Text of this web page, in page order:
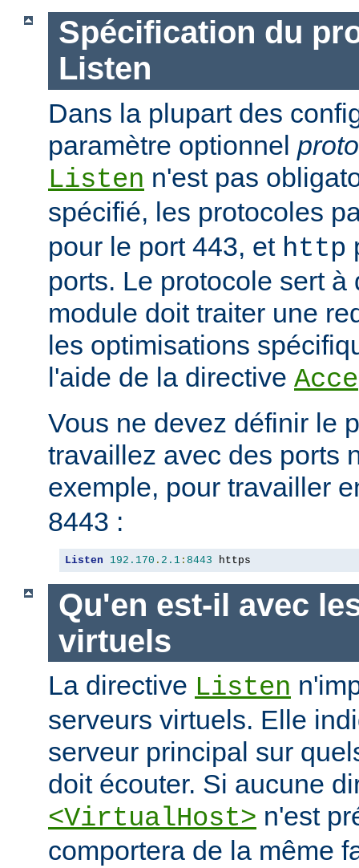
Spécification du
Listen
Dans la plupart des
paramètre optionnel
Listen n'est pas
spécifié, les protocoles
pour le port 443, et http
ports. Le protocole sert à
module doit traiter une
les optimisations
l'aide de la directive
Vous ne devez définir le
travaillez avec des ports
exemple, pour travailler
8443 :
Listen 192.170 . 2.1 : 8443 https
Qu'en est-il avec
virtuels
La directive Listen
serveurs virtuels. Elle
serveur principal sur
doit écouter. Si aucune
<VirtualHost> n'est
comportera de la même